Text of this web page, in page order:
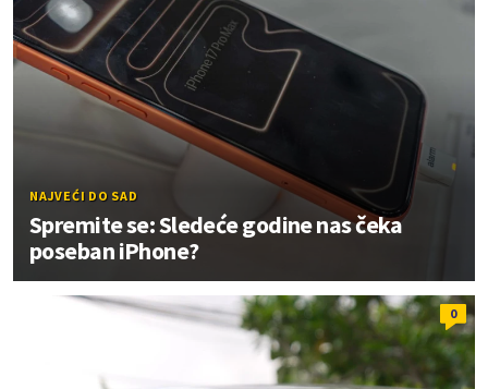
NAJVEĆI DO SAD
Spremite se: Sledeće godine nas čeka
poseban iPhone?
0